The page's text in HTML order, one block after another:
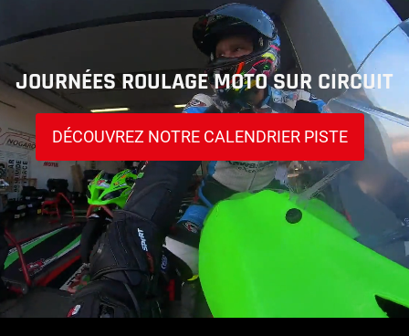
JOURNÉES ROULAGE MOTO SUR CIRCUIT
DÉCOUVREZ NOTRE CALENDRIER PISTE